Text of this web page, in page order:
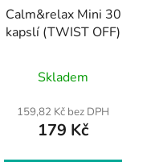
Calm&relax Mini 30
kapslí (TWIST OFF)
hodnocení
produktu
je
Skladem
159,82 Kč bez DPH
179 Kč